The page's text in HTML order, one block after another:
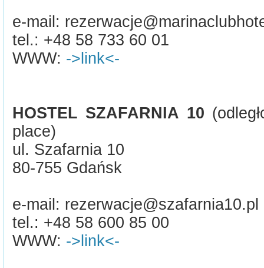
e-mail:
tel.: +48 58 733 60 01
WWW: ->link<-
HOSTEL SZAFARNIA 10
place)
ul. Szafarnia 10
80-755 Gdańsk
e-mail: rezerwacje@szafarnia10.pl
tel.: +48 58 600 85 00
WWW: ->link<-